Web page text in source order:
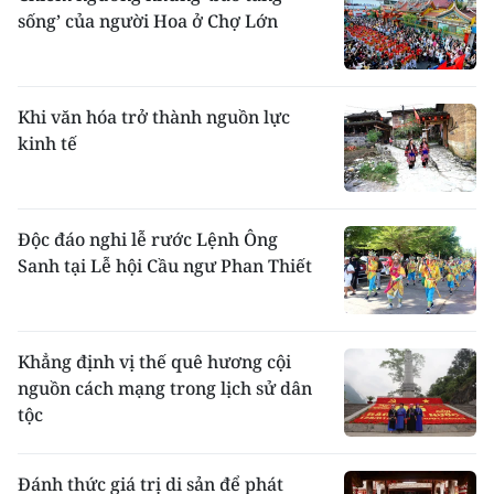
sấy, sau đó mới đến canh, xào, rang, luộc...
Họ ưa thức ăn có các vị: cay, chua, đắng,
nồng... hay uống rượu cần, cất rượu. Người
Thái hút thuốc lào bằng điếu ống tre, nứa và
chạm bằng mảnh đóm tre ngâm, khô nỏ.
Người Thái Trắng trước khi hút còn có lệ mời
Mặc: Cô gái Thái đẹp nhờ mặc áo cánh ngắn,
đủ màu sắc, đính khuy bạc hình bướm,
nhện, ve sầu... chạy trên đường nẹp xẻ ngực,
bó sát thân, ăn nhịp với chiếc váy vải màu
xanh lá cây; đeo dây xà tích bạc ở bên hông.
Ngày lễ có thể vận thêm áo dài đen, xẻ nách,
hoặc kiểu chui đầu, hở ngực có hàng khuy
bướm của áo cánh, chiết eo, vai phồng, đính
như của Thái Trắng. Nữ Thái Ðen đội khăn
sống’ của người Hoa ở Chợ Lớn
Khi văn hóa trở thành nguồn lực
kinh tế
Độc đáo nghi lễ rước Lệnh Ông
Sanh tại Lễ hội Cầu ngư Phan Thiết
Khẳng định vị thế quê hương cội
nguồn cách mạng trong lịch sử dân
tộc
Đánh thức giá trị di sản để phát